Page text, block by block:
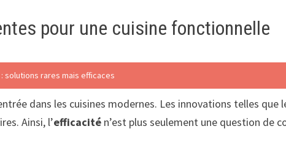
pour une cuisine fonctionnelle
solutions rares mais efficaces
dans les cuisines modernes. Les innovations telles
Ainsi, l’efficacité n’est plus seulement une question de